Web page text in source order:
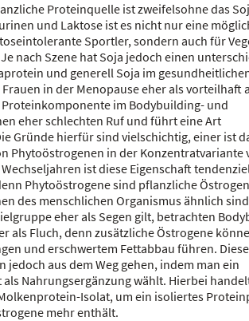
Proteinquelle ist zweifelsohne das
und Laktose ist es nicht nur eine
Sportler, sondern auch für
nach Szene hat Soja jedoch einen
und generell Soja im
in der Menopause eher als vorteilhaft
im Bodybuilding- und
eher schlechten Ruf und führt eine Art
Gründe hierfür sind vielschichtig, einer ist
Phytoöstrogenen in der Konzentratvariante
ist diese Eigenschaft
Phytoöstrogene sind pflanzliche
des menschlichen Organismus ähnlich
eher als Segen gilt, betrachten
als Fluch, denn zusätzliche Östrogene
und erschwertem Fettabbau führen.
jedoch aus dem Weg gehen, indem man ein
Nahrungsergänzung wählt. Hierbei
Isolat, um ein isoliertes
mehr enthält.